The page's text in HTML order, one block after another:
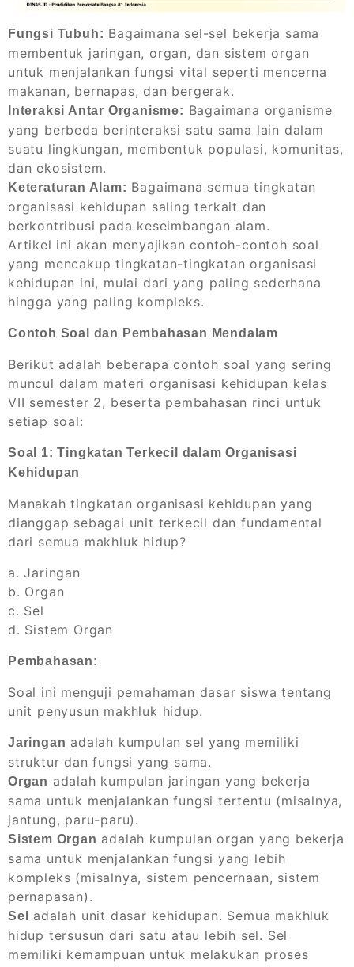
Fungsi Tubuh: Bagaimana sel-sel bekerja sama
membentuk jaringan, organ, dan sistem organ
untuk menjalankan fungsi vital seperti mencerna
makanan, bernapas, dan bergerak.
Interaksi Antar Organisme: Bagaimana organisme
yang berbeda berinteraksi satu sama lain dalam
suatu lingkungan, membentuk populasi, komunitas,
dan ekosistem.
Keteraturan Alam: Bagaimana semua tingkatan
organisasi kehidupan saling terkait dan
berkontribusi pada keseimbangan alam.
Artikel ini akan menyajikan contoh-contoh soal
yang mencakup tingkatan-tingkatan organisasi
kehidupan ini, mulai dari yang paling sederhana
hingga yang paling kompleks.
Contoh Soal dan Pembahasan Mendalam
Berikut adalah beberapa contoh soal yang sering
muncul dalam materi organisasi kehidupan kelas
VII semester 2, beserta pembahasan rinci untuk
setiap soal:
Soal 1: Tingkatan Terkecil dalam Organisasi
Kehidupan
Manakah tingkatan organisasi kehidupan yang
dianggap sebagai unit terkecil dan fundamental
dari semua makhluk hidup?
a. Jaringan
b. Organ
c. Sel
d. Sistem Organ
Pembahasan:
Soal ini menguji pemahaman dasar siswa tentang
unit penyusun makhluk hidup.
Jaringan adalah kumpulan sel yang memiliki
struktur dan fungsi yang sama.
Organ adalah kumpulan jaringan yang bekerja
sama untuk menjalankan fungsi tertentu (misalnya,
jantung, paru-paru).
Sistem Organ adalah kumpulan organ yang bekerja
sama untuk menjalankan fungsi yang lebih
kompleks (misalnya, sistem pencernaan, sistem
pernapasan).
Sel
adalah unit dasar kehidupan. Semua makhluk
hidup tersusun dari satu atau lebih sel. Sel
memiliki kemampuan untuk melakukan proses